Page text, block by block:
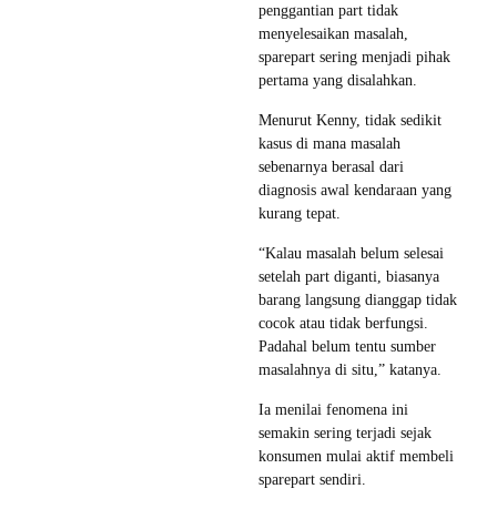
penggantian part tidak
menyelesaikan masalah,
sparepart sering menjadi pihak
pertama yang disalahkan.
Menurut Kenny, tidak sedikit
kasus di mana masalah
sebenarnya berasal dari
diagnosis awal kendaraan yang
kurang tepat.
“Kalau masalah belum selesai
setelah part diganti, biasanya
barang langsung dianggap tidak
cocok atau tidak berfungsi.
Padahal belum tentu sumber
masalahnya di situ,” katanya.
Ia menilai fenomena ini
semakin sering terjadi sejak
konsumen mulai aktif membeli
sparepart sendiri.